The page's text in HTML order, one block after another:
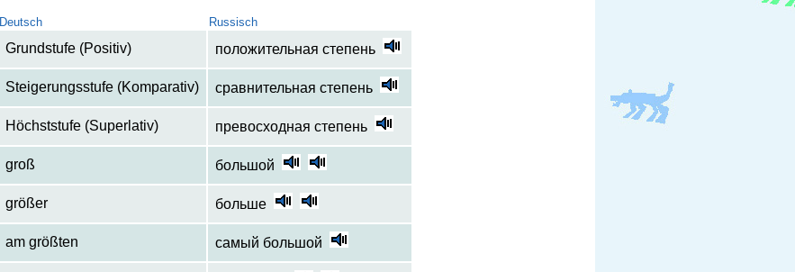
Deutsch Russisch
Grundstufe (Positiv) положительная степень
Steigerungsstufe (Komparativ) сравнительная степень
Höchststufe (Superlativ) превосходная степень
groß большой
größer больше
am größten самый большой